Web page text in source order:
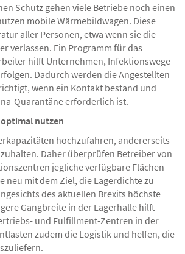
Schutz gehen viele Betriebe noch einen
mobile Wärmebildwagen. Diese
aller Personen, etwa wenn sie die
verlassen. Ein Programm für das
hilft Unternehmen, Infektionswege
Dadurch werden die Angestellten
wenn ein Kontakt bestand und
Quarantäne erforderlich ist.
nutzen
hochzufahren, andererseits
Daher überprüfen Betreiber von
jegliche verfügbare Flächen
neu mit dem Ziel, die Lagerdichte zu
des aktuellen Brexits höchste
Gangbreite in der Lagerhalle hilft
und Fulfillment-Zentren in der
zudem die Logistik und helfen, die